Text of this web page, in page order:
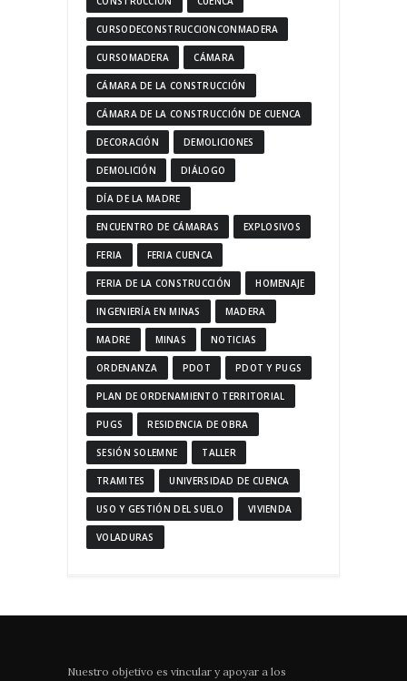
CURSODECONSTRUCCIONCONMADERA
CURSOMADERA CÁMARA
CÁMARA DE LA CONSTRUCCIÓN
CÁMARA DE LA CONSTRUCCIÓN DE CUENCA
DECORACIÓN DEMOLICIONES
DEMOLICIÓN DIÁLOGO
DÍA DE LA MADRE
ENCUENTRO DE CÁMARAS EXPLOSIVOS
FERIA FERIA CUENCA
FERIA DE LA CONSTRUCCIÓN HOMENAJE
INGENIERÍA EN MINAS MADERA
MADRE MINAS NOTICIAS
ORDENANZA PDOT PDOT Y PUGS
PLAN DE ORDENAMIENTO TERRITORIAL
PUGS RESIDENCIA DE OBRA
SESIÓN SOLEMNE TALLER
TRAMITES UNIVERSIDAD DE CUENCA
USO Y GESTIÓN DEL SUELO VIVIENDA
VOLADURAS
Nuestro objetivo es vincular y apoyar a los